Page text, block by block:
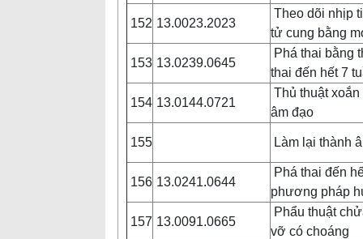
152 13.0023.2023
Theo dõi nhịp
tử cung bằng
153 13.0239.0645
Phá thai bằng
thai đến hết 7
154 13.0144.0721
Thủ thuật
âm đạo
155 Làm lại thành
156 13.0241.0644
Phá thai đến
phương pháp
157 13.0091.0665
Phẩu thuật
vỡ có choáng